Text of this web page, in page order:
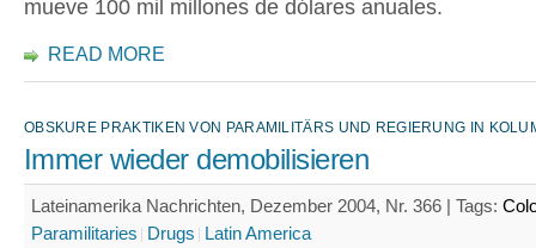
mueve 100 mil millones de dólares anuales.
READ MORE
OBSKURE PRAKTIKEN VON PARAMILITÄRS UND REGIERUNG IN
Immer wieder demobilisieren
Lateinamerika Nachrichten, Dezember 2004, Nr. 366 | Tags:
Paramilitaries Drugs Latin America